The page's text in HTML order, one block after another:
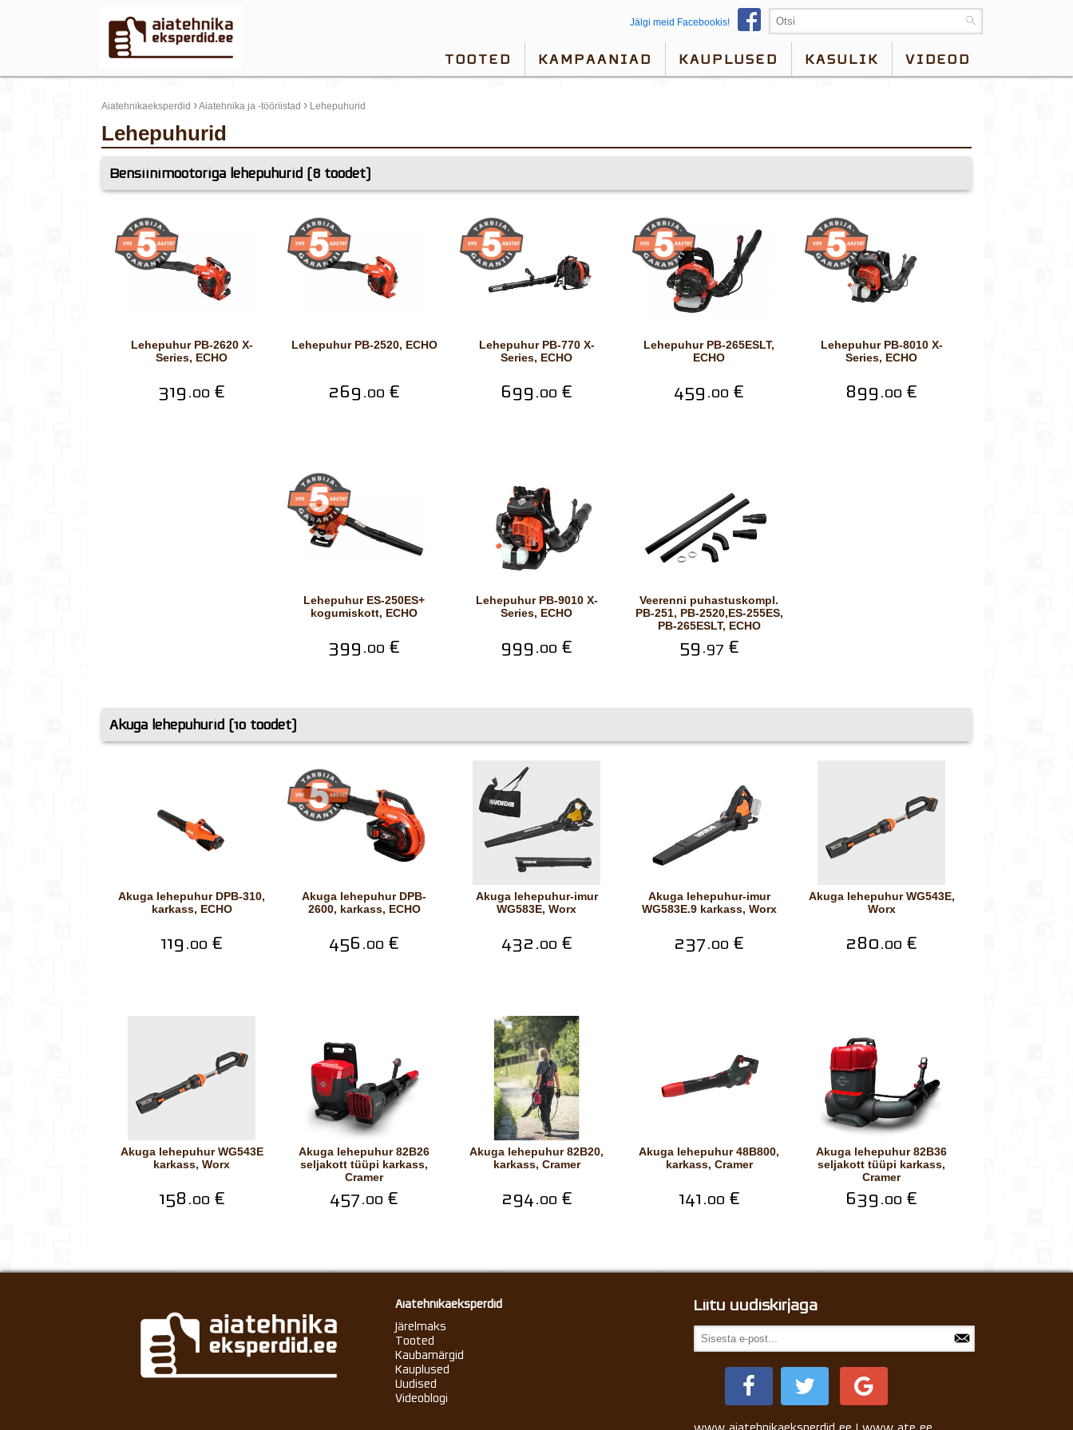
Jälgi meid Facebookis!
TOOTED KAMPAANIAD KAUPLUSED KASULIK VIDEOD
Aiatehnikaeksperdid ›Aiatehnika ja -tööriistad › Lehepuhurid
Lehepuhurid
Bensiinimootoriga lehepuhurid (8 toodet)
Lehepuhur PB-2620 X-
Series, ECHO
319.00 €
Lehepuhur PB-2520, ECHO
269.00 €
Lehepuhur PB-770 X-
Series, ECHO
699.00 €
Lehepuhur PB-265ESLT,
ECHO
459.00 €
Lehepuhur PB-8010 X-
Series, ECHO
899.00 €
Lehepuhur ES-250ES+
kogumiskott, ECHO
399.00 €
Lehepuhur PB-9010 X-
Series, ECHO
999.00 €
Veerenni puhastuskompl.
PB-251, PB-2520,ES-255ES,
PB-265ESLT, ECHO
59.97 €
Akuga lehepuhurid (10 toodet)
Akuga lehepuhur DPB-310,
karkass, ECHO
119.00 €
Akuga lehepuhur DPB-
2600, karkass, ECHO
456.00 €
Akuga lehepuhur-imur
WG583E, Worx
432.00 €
Akuga lehepuhur-imur
WG583E.9 karkass, Worx
237.00 €
Akuga lehepuhur WG543E,
Worx
280.00 €
Akuga lehepuhur WG543E
karkass, Worx
158.00 €
Akuga lehepuhur 82B26
seljakott tüüpi karkass,
Cramer
457.00 €
Akuga lehepuhur 82B20,
karkass, Cramer
294.00 €
Akuga lehepuhur 48B800,
karkass, Cramer
141.00 €
Akuga lehepuhur 82B36
seljakott tüüpi karkass,
Cramer
639.00 €
Aiatehnikaeksperdid
Järelmaks
Tooted
Kaubamärgid
Kauplused
Uudised
Videoblogi
Liitu uudiskirjaga